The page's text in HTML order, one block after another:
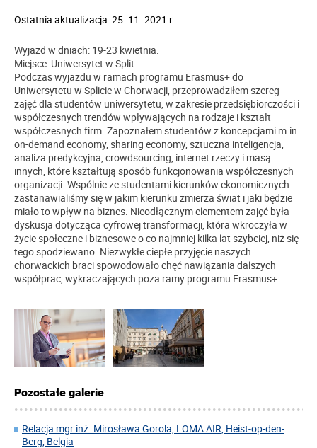
Ostatnia aktualizacja: 25. 11. 2021 r.
Wyjazd w dniach: 19-23 kwietnia.
Miejsce: Uniwersytet w Split
Podczas wyjazdu w ramach programu Erasmus+ do
Uniwersytetu w Splicie w Chorwacji, przeprowadziłem szereg
zajęć dla studentów uniwersytetu, w zakresie przedsiębiorczości i
współczesnych trendów wpływających na rodzaje i kształt
współczesnych firm. Zapoznałem studentów z koncepcjami m.in.
on-demand economy, sharing economy, sztuczna inteligencja,
analiza predykcyjna, crowdsourcing, internet rzeczy i masą
innych, które kształtują sposób funkcjonowania współczesnych
organizacji. Wspólnie ze studentami kierunków ekonomicznych
zastanawialiśmy się w jakim kierunku zmierza świat i jaki będzie
miało to wpływ na biznes. Nieodłącznym elementem zajęć była
dyskusja dotycząca cyfrowej transformacji, która wkroczyła w
życie społeczne i biznesowe o co najmniej kilka lat szybciej, niż się
tego spodziewano. Niezwykłe ciepłe przyjęcie naszych
chorwackich braci spowodowało chęć nawiązania dalszych
współprac, wykraczających poza ramy programu Erasmus+.
Pozostałe galerie
Relacja mgr inż. Mirosława Gorola, LOMA AIR, Heist-op-den-
Berg, Belgia